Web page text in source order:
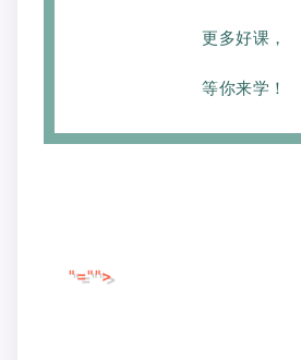
更多好课，
等你来学！
"="">